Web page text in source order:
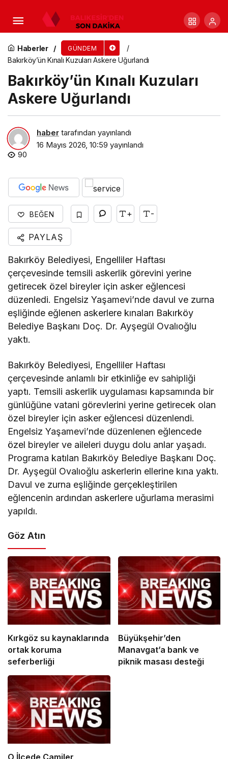
Haberler GÜNDEM
Bakırköy’ün Kınalı Kuzuları Askere Uğurlandı
Bakırköy’ün Kınalı Kuzuları
Askere Uğurlandı
haber tarafından yayınlandı
16 Mayıs 2026, 10:59 yayınlandı
90
BEĞEN + -
PAYLAŞ
Bakırköy Belediyesi, Engelliler Haftası
çerçevesinde temsili askerlik görevini yerine
getirecek özel bireyler için asker eğlencesi
düzenledi. Engelsiz Yaşamevi’nde davul ve zurna
eşliğinde eğlenen askerlere kınaları Bakırköy
Belediye Başkanı Doç. Dr. Ayşegül Ovalıoğlu
yaktı.
Bakırköy Belediyesi, Engelliler Haftası
çerçevesinde anlamlı bir etkinliğe ev sahipliği
yaptı. Temsili askerlik uygulaması kapsamında bir
günlüğüne vatani görevlerini yerine getirecek olan
özel bireyler için asker eğlencesi düzenlendi.
Engelsiz Yaşamevi’nde düzenlenen eğlencede
özel bireyler ve aileleri duygu dolu anlar yaşadı.
Programa katılan Bakırköy Belediye Başkanı Doç.
Dr. Ayşegül Ovalıoğlu askerlerin ellerine kına yaktı.
Davul ve zurna eşliğinde gerçekleştirilen
eğlencenin ardından askerlere uğurlama merasimi
yapıldı.
Göz Atın
Kırkgöz su kaynaklarında
ortak koruma
seferberliği
Büyükşehir’den
Manavgat’a bank ve
piknik masası desteği
Antalya Doğal Yaşam Parkı’nda yavru lemur